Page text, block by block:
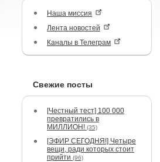
Наша миссия
Лента новостей
Каналы в Телеграм
Свежие посты
[Честный тест] 100 000
превратились в
МИЛЛИОН! (35)
[ЭФИР СЕГОДНЯ!] Четыре
вещи, ради которых стоит
прийти (96)